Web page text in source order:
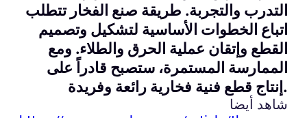
التدرب والتجربة. طريقة صنع الفخار تتطلب
اتباع الخطوات الأساسية لتشكيل وتصميم
القطع وإتقان عملية الحرق والطلاء. ومع
الممارسة المستمرة، ستصبح قادراً على
إنتاج قطع فنية فخارية رائعة وفريدة.
شاهد أيضا